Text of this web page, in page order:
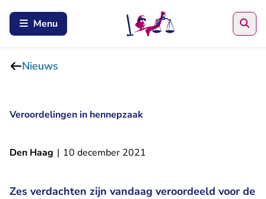
Menu
Nieuws
Veroordelingen in hennepzaak
Den Haag | 10 december 2021
Zes verdachten zijn vandaag veroordeeld voor de